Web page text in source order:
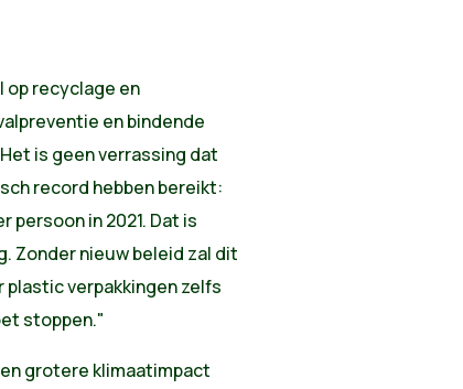
op recyclage en
en bindende
is geen verrassing dat
record hebben bereikt:
persoon in 2021. Dat is
Zonder nieuw beleid zal dit
verpakkingen zelfs
stoppen."
grotere klimaatimpact